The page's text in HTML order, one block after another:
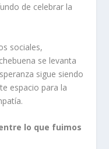
de celebrar la
sociales,
se levanta
sigue siendo
espacio para la
lo que fuimos